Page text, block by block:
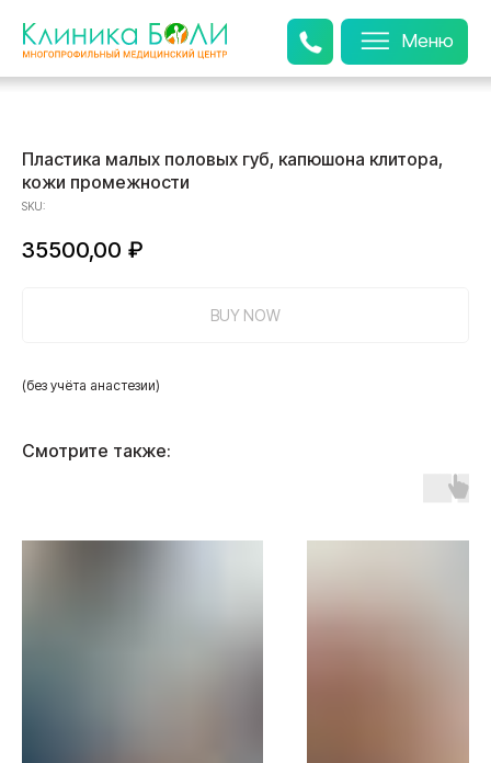
Меню
Пластика малых половых губ, капюшона клитора,
кожи промежности
SKU:
35500,00 ₽
BUY NOW
(без учёта анастезии)
Смотрите также: